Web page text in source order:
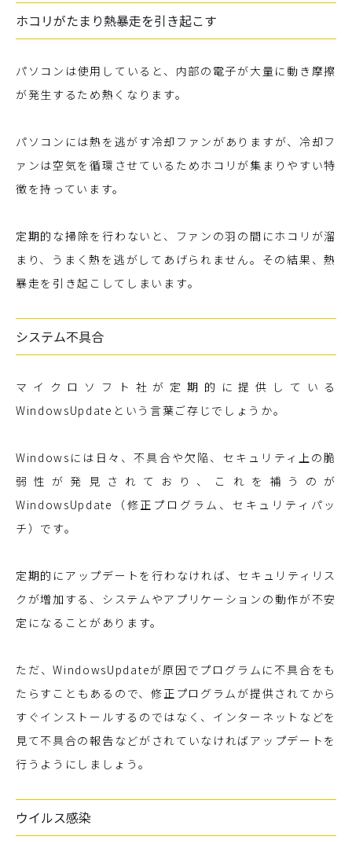
ホコリがたまり熱暴走を引き起こす
パソコンは使用していると、内部の電子が大量に動き摩擦
が発生するため熱くなります。
パソコンには熱を逃がす冷却ファンがありますが、冷却フ
ァンは空気を循環させているためホコリが集まりやすい特
徴を持っています。
定期的な掃除を行わないと、ファンの羽の間にホコリが溜
まり、うまく熱を逃がしてあげられません。その結果、熱
暴走を引き起こしてしまいます。
システム不具合
マイクロソフト社が定期的に提供している
WindowsUpdateという言葉ご存じでしょうか。
Windowsには日々、不具合や欠陥、セキュリティ上の脆
弱性が発見されており、これを補うのが
WindowsUpdate（修正プログラム、セキュリティパッ
チ）です。
定期的にアップデートを行わなければ、セキュリティリス
クが増加する、システムやアプリケーションの動作が不安
定になることがあります。
ただ、WindowsUpdateが原因でプログラムに不具合をも
たらすこともあるので、修正プログラムが提供されてから
すぐインストールするのではなく、インターネットなどを
見て不具合の報告などがされていなければアップデートを
行うようにしましょう。
ウイルス感染